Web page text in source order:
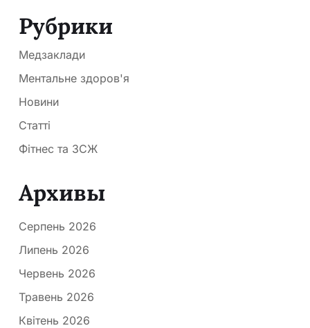
Рубрики
Медзаклади
Ментальне здоров'я
Новини
Статті
Фітнес та ЗСЖ
Архивы
Серпень 2026
Липень 2026
Червень 2026
Травень 2026
Квітень 2026